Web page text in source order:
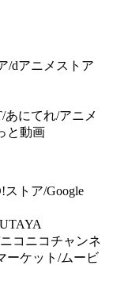
/dアニメストア
あにてれ/アニメ
と動画
ストア/Google
コニコチャンネ
ーケット/ムービ